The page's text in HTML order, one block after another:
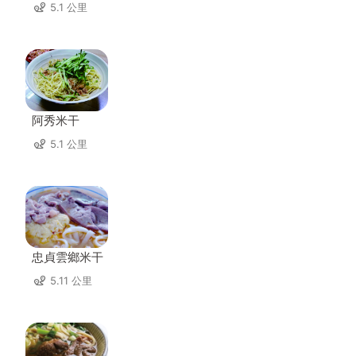
5.1 公里
阿秀米干
5.1 公里
忠貞雲鄉米干
5.11 公里